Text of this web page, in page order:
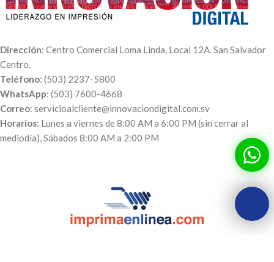
Dirección: Centro Comercial Loma Linda, Local 12A. San Salvador
Centro.
Teléfono: (503) 2237-5800
WhatsApp: (503) 7600-4668
Correo: servicioalcliente@innovaciondigital.com.sv
Horarios: Lunes a viernes de 8:00 AM a 6:00 PM (sin cerrar al
mediodía), Sábados 8:00 AM a 2:00 PM